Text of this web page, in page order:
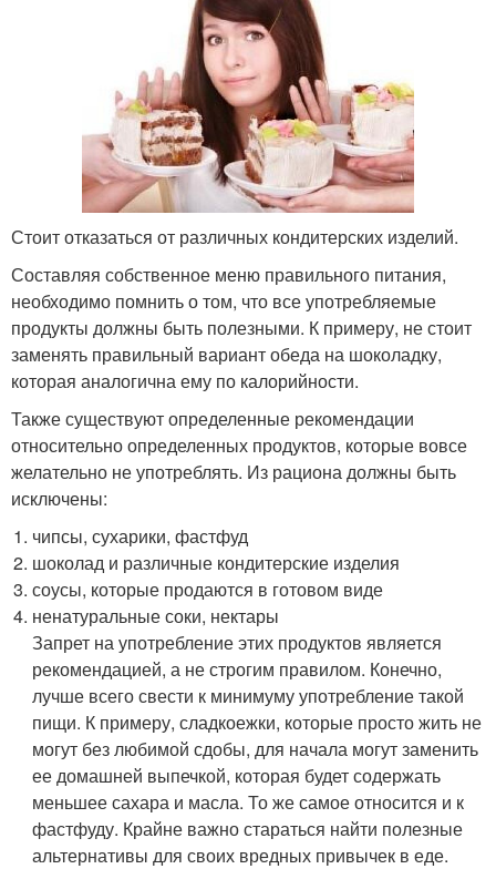
Стоит отказаться от различных кондитерских изделий.
Составляя собственное меню правильного питания,
необходимо помнить о том, что все употребляемые
продукты должны быть полезными. К примеру, не стоит
заменять правильный вариант обеда на шоколадку,
которая аналогична ему по калорийности.
Также существуют определенные рекомендации
относительно определенных продуктов, которые вовсе
желательно не употреблять. Из рациона должны быть
исключены:
чипсы, сухарики, фастфуд
шоколад и различные кондитерские изделия
соусы, которые продаются в готовом виде
ненатуральные соки, нектары
Запрет на употребление этих продуктов является
рекомендацией, а не строгим правилом. Конечно,
лучше всего свести к минимуму употребление такой
пищи. К примеру, сладкоежки, которые просто жить не
могут без любимой сдобы, для начала могут заменить
ее домашней выпечкой, которая будет содержать
меньшее сахара и масла. То же самое относится и к
фастфуду. Крайне важно стараться найти полезные
альтернативы для своих вредных привычек в еде.